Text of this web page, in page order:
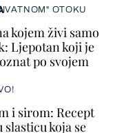
OTOKU
kojem živi samo
Ljepotan koji je
po svojem
i sirom: Recept
slasticu koja se